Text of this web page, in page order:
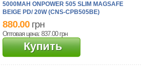
5000MAH ONPOWER 505 SLIM MAGSAFE
BEIGE PD/ 20W (CNS-CPB505BE)
880.00 грн
Оптовая цена: 837.00 грн
Купить